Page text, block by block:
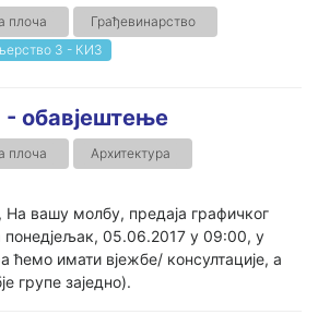
плоча
Грађевинарство
3 - КИ3
- обавјештење
плоча
Архитектура
На вашу молбу, предаја графичког
понедјељак, 05.06.2017 у 09:00, у
ћемо имати вјежбе/ консултације, а
групе заједно).